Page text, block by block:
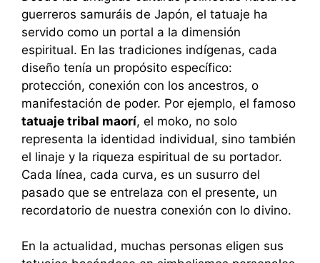
guerreros samuráis de Japón, el tatuaje ha
servido como un portal a la dimensión
espiritual. En las tradiciones indígenas, cada
diseño tenía un propósito específico:
protección, conexión con los ancestros, o
manifestación de poder. Por ejemplo, el famoso
tatuaje tribal maorí, el moko, no solo
representa la identidad individual, sino también
el linaje y la riqueza espiritual de su portador.
Cada línea, cada curva, es un susurro del
pasado que se entrelaza con el presente, un
recordatorio de nuestra conexión con lo divino.
En la actualidad, muchas personas eligen sus